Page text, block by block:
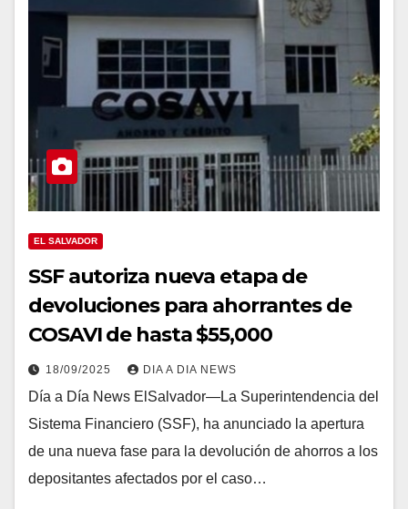
EL SALVADOR
SSF autoriza nueva etapa de
devoluciones para ahorrantes de
COSAVI de hasta $55,000
18/09/2025 DIA A DIA NEWS
Día a Día News ElSalvador—La Superintendencia del
Sistema Financiero (SSF), ha anunciado la apertura
de una nueva fase para la devolución de ahorros a los
depositantes afectados por el caso…